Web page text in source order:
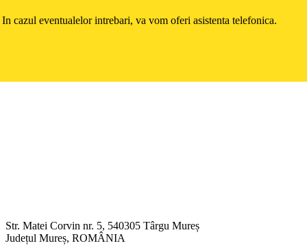
In cazul eventualelor intrebari, va vom oferi asistenta telefonica.
Str. Matei Corvin nr. 5, 540305 Târgu Mureș
Județul Mureș, ROMÂNIA